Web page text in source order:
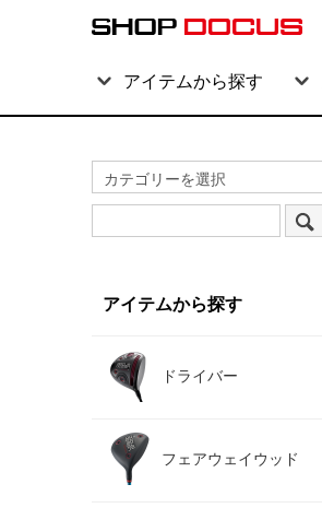
アイテムから探す
アイテムから探す
ドライバー
フェアウェイウッド